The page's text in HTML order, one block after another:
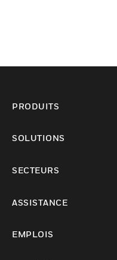
PRODUITS
SOLUTIONS
SECTEURS
ASSISTANCE
EMPLOIS